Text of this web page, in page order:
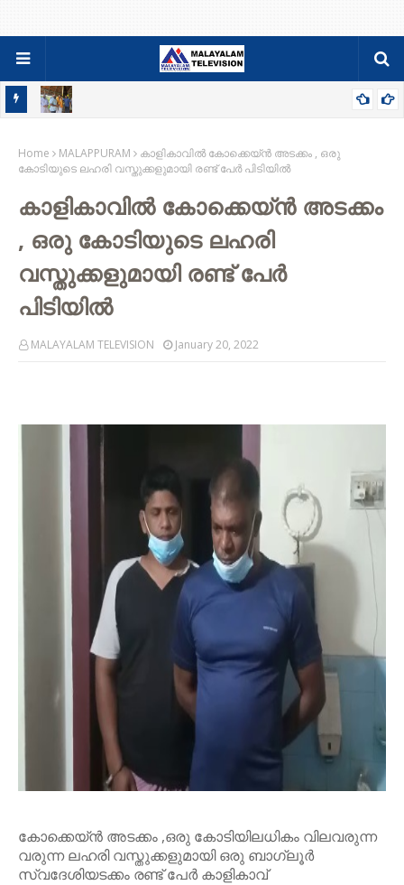
ചുണ്ടൻ വള്ളം സമിതി അനുമോദിച്ചു.
Home MALAPPURAM
കാളികാവിൽ കോക്കെയ്ൻ അടക്കം , ഒരു
കോടിയുടെ ലഹരി വസ്തുക്കളുമായി രണ്ട് പേർ പിടിയിൽ
കാളികാവിൽ കോക്കെയ്ൻ അടക്കം
, ഒരു കോടിയുടെ ലഹരി
വസ്തുക്കളുമായി രണ്ട് പേർ
പിടിയിൽ
MALAYALAM TELEVISION January 20, 2022
കോക്കെയ്ൻ അടക്കം ,ഒരു കോടിയിലധികം വിലവരുന്ന
വരുന്ന ലഹരി വസ്തുക്കളുമായി ഒരു ബാഗ്ലൂർ
സ്വദേശിയടക്കം രണ്ട് പേർ കാളികാവ്